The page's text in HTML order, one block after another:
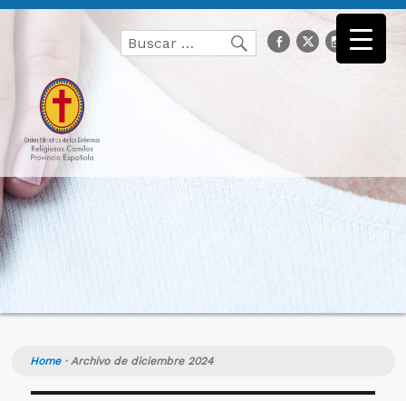
Buscar
por:
Buscarfacebook
Twitter
Home· Archivo de diciembre 2024